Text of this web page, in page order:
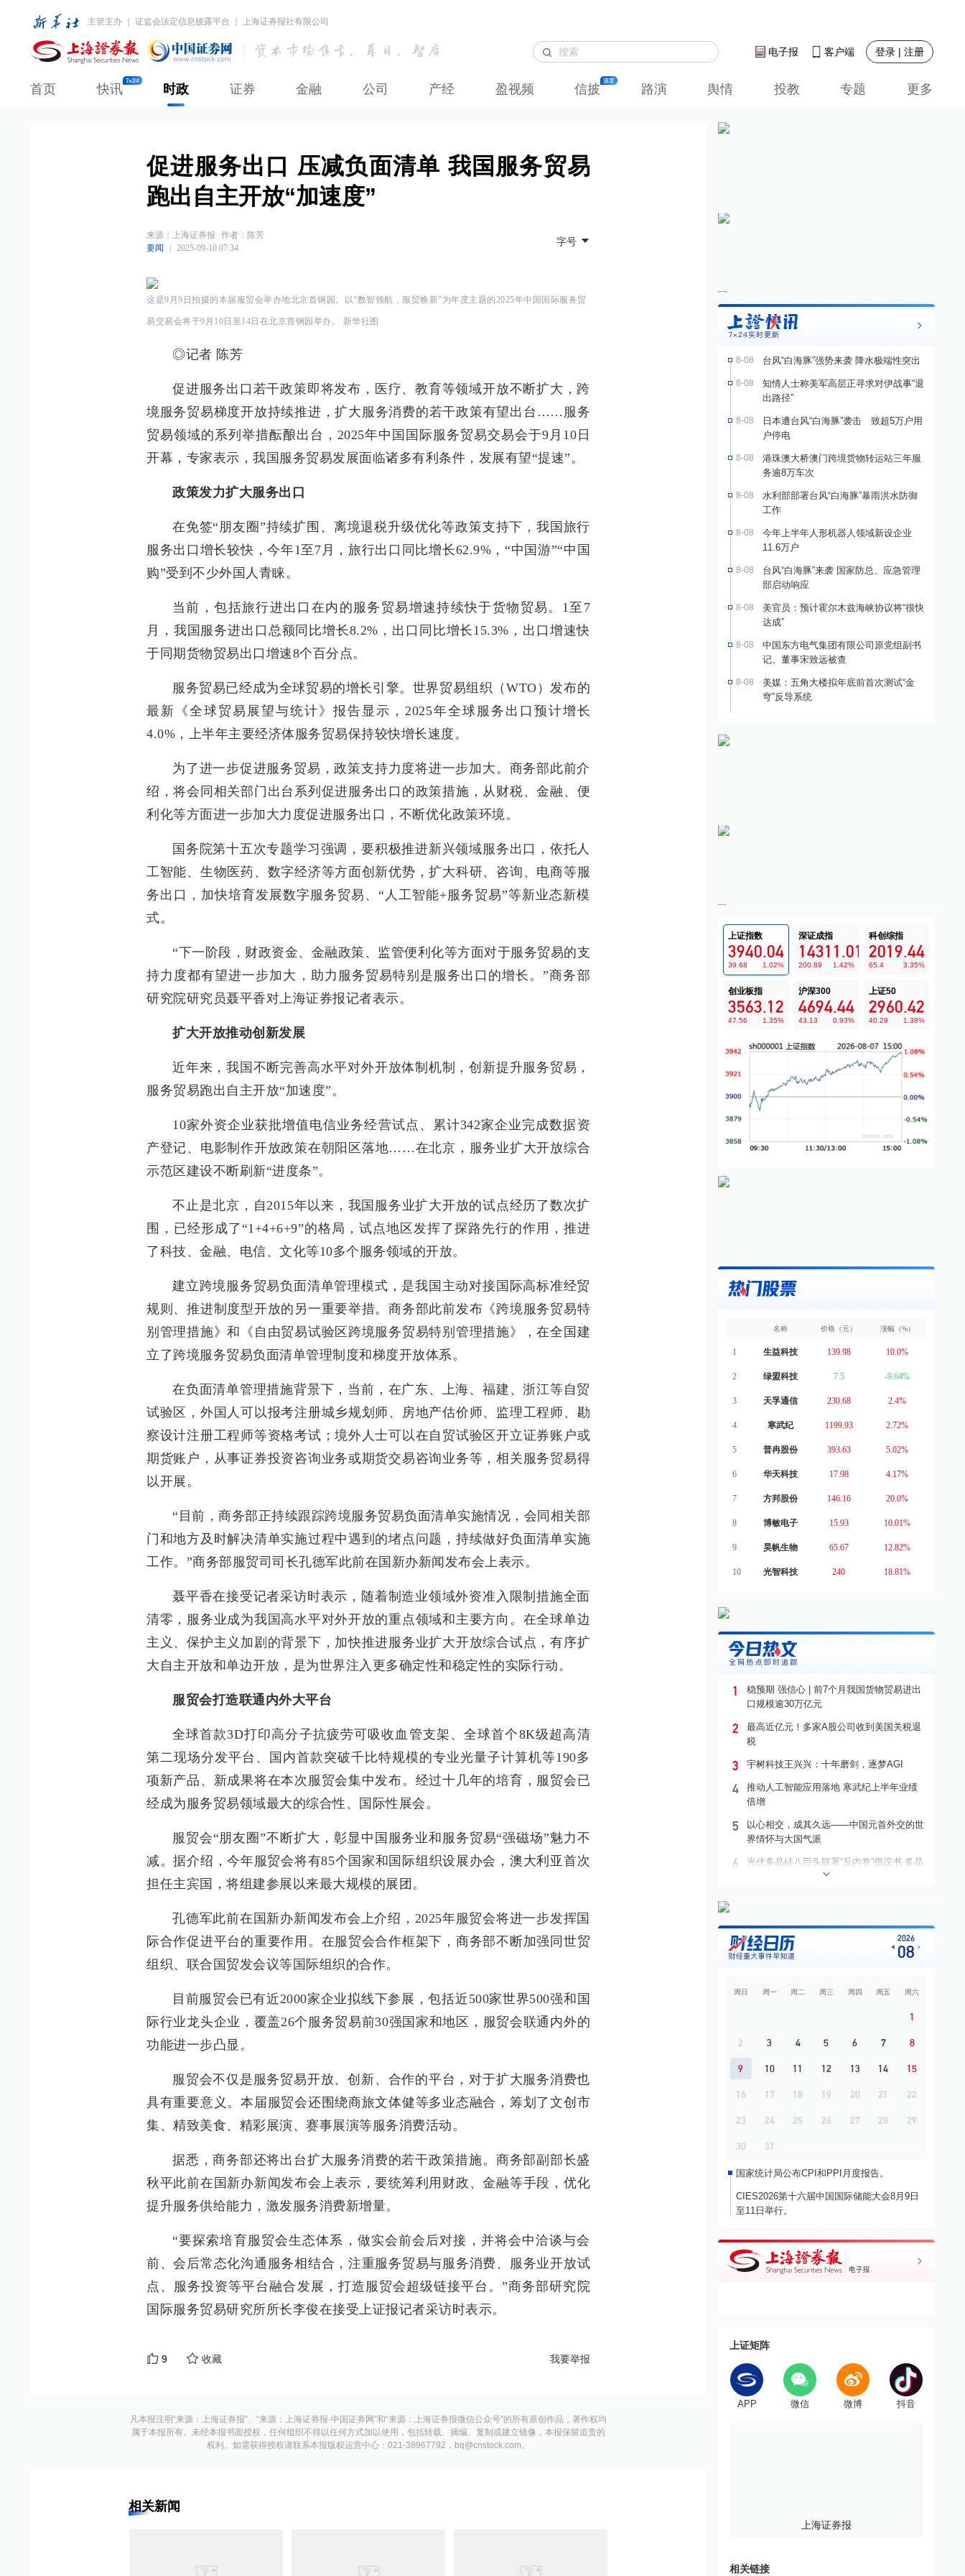
主管主办 ｜ 证监会法定信息披露平台 ｜ 上海证券报社有限公司
电子报 客户端 登录 | 注册
首页 快讯 时政 证券 金融 公司 产经 盈视频 信披 路演 舆情 投教 专题 更多
促进服务出口 压减负面清单 我国服务贸易
跑出自主开放“加速度”
来源： 上海证券报
作者：陈芳
要闻
2025-09-10 07:34
字号
这是9月9日拍摄的本届服贸会举办地北京首钢园。以“数智领航，服贸焕新”为年度主题的2025年中国国际服务贸
易交易会将于9月10日至14日在北京首钢园举办。 新华社图
◎记者 陈芳
促进服务出口若干政策即将发布，医疗、教育等领域开放不断扩大，跨
境服务贸易梯度开放持续推进，扩大服务消费的若干政策有望出台……服务
贸易领域的系列举措酝酿出台，2025年中国国际服务贸易交易会于9月10日
开幕，专家表示，我国服务贸易发展面临诸多有利条件，发展有望“提速”。
政策发力扩大服务出口
在免签“朋友圈”持续扩围、离境退税升级优化等政策支持下，我国旅行
服务出口增长较快，今年1至7月，旅行出口同比增长62.9%，“中国游”“中国
购”受到不少外国人青睐。
当前，包括旅行进出口在内的服务贸易增速持续快于货物贸易。1至7
月，我国服务进出口总额同比增长8.2%，出口同比增长15.3%，出口增速快
于同期货物贸易出口增速8个百分点。
服务贸易已经成为全球贸易的增长引擎。世界贸易组织（WTO）发布的
最新《全球贸易展望与统计》报告显示，2025年全球服务出口预计增长
4.0%，上半年主要经济体服务贸易保持较快增长速度。
为了进一步促进服务贸易，政策支持力度将进一步加大。商务部此前介
绍，将会同相关部门出台系列促进服务出口的政策措施，从财税、金融、便
利化等方面进一步加大力度促进服务出口，不断优化政策环境。
国务院第十五次专题学习强调，要积极推进新兴领域服务出口，依托人
工智能、生物医药、数字经济等方面创新优势，扩大科研、咨询、电商等服
务出口，加快培育发展数字服务贸易、“人工智能+服务贸易”等新业态新模
式。
“下一阶段，财政资金、金融政策、监管便利化等方面对于服务贸易的支
持力度都有望进一步加大，助力服务贸易特别是服务出口的增长。”商务部
研究院研究员聂平香对上海证券报记者表示。
扩大开放推动创新发展
近年来，我国不断完善高水平对外开放体制机制，创新提升服务贸易，
服务贸易跑出自主开放“加速度”。
10家外资企业获批增值电信业务经营试点、累计342家企业完成数据资
产登记、电影制作开放政策在朝阳区落地……在北京，服务业扩大开放综合
示范区建设不断刷新“进度条”。
不止是北京，自2015年以来，我国服务业扩大开放的试点经历了数次扩
围，已经形成了“1+4+6+9”的格局，试点地区发挥了探路先行的作用，推进
了科技、金融、电信、文化等10多个服务领域的开放。
建立跨境服务贸易负面清单管理模式，是我国主动对接国际高标准经贸
规则、推进制度型开放的另一重要举措。商务部此前发布《跨境服务贸易特
别管理措施》和《自由贸易试验区跨境服务贸易特别管理措施》，在全国建
立了跨境服务贸易负面清单管理制度和梯度开放体系。
在负面清单管理措施背景下，当前，在广东、上海、福建、浙江等自贸
试验区，外国人可以报考注册城乡规划师、房地产估价师、监理工程师、勘
察设计注册工程师等资格考试；境外人士可以在自贸试验区开立证券账户或
期货账户，从事证券投资咨询业务或期货交易咨询业务等，相关服务贸易得
以开展。
“目前，商务部正持续跟踪跨境服务贸易负面清单实施情况，会同相关部
门和地方及时解决清单实施过程中遇到的堵点问题，持续做好负面清单实施
工作。”商务部服贸司司长孔德军此前在国新办新闻发布会上表示。
聂平香在接受记者采访时表示，随着制造业领域外资准入限制措施全面
清零，服务业成为我国高水平对外开放的重点领域和主要方向。在全球单边
主义、保护主义加剧的背景下，加快推进服务业扩大开放综合试点，有序扩
大自主开放和单边开放，是为世界注入更多确定性和稳定性的实际行动。
服贸会打造联通内外大平台
全球首款3D打印高分子抗疲劳可吸收血管支架、全球首个8K级超高清
第二现场分发平台、国内首款突破千比特规模的专业光量子计算机等190多
项新产品、新成果将在本次服贸会集中发布。经过十几年的培育，服贸会已
经成为服务贸易领域最大的综合性、国际性展会。
服贸会“朋友圈”不断扩大，彰显中国服务业和服务贸易“强磁场”魅力不
减。据介绍，今年服贸会将有85个国家和国际组织设展办会，澳大利亚首次
担任主宾国，将组建参展以来最大规模的展团。
孔德军此前在国新办新闻发布会上介绍，2025年服贸会将进一步发挥国
际合作促进平台的重要作用。在服贸会合作框架下，商务部不断加强同世贸
组织、联合国贸发会议等国际组织的合作。
目前服贸会已有近2000家企业拟线下参展，包括近500家世界500强和国
际行业龙头企业，覆盖26个服务贸易前30强国家和地区，服贸会联通内外的
功能进一步凸显。
服贸会不仅是服务贸易开放、创新、合作的平台，对于扩大服务消费也
具有重要意义。本届服贸会还围绕商旅文体健等多业态融合，筹划了文创市
集、精致美食、精彩展演、赛事展演等服务消费活动。
据悉，商务部还将出台扩大服务消费的若干政策措施。商务部副部长盛
秋平此前在国新办新闻发布会上表示，要统筹利用财政、金融等手段，优化
提升服务供给能力，激发服务消费新增量。
“要探索培育服贸会生态体系，做实会前会后对接，并将会中洽谈与会
前、会后常态化沟通服务相结合，注重服务贸易与服务消费、服务业开放试
点、服务投资等平台融合发展，打造服贸会超级链接平台。”商务部研究院
国际服务贸易研究所所长李俊在接受上证报记者采访时表示。
9 收藏 我要举报
凡本报注明“来源：上海证券报”、“来源：上海证券报·中国证券网”和“来源：上海证券报微信公众号”的所有原创作品，著作权均
属于本报所有。未经本报书面授权，任何组织不得以任何方式加以使用，包括转载、摘编、复制或建立镜像，本报保留追责的
权利。如需获得授权请联系本报版权运营中心：021-38967792，bq@cnstock.com。
相关新闻
8-08 台风“白海豚”强势来袭 降水极端性突出
8-08
知情人士称美军高层正寻求对伊战事“退
出路径”
8-08
日本遭台风“白海豚”袭击 致超5万户用
户停电
8-08
港珠澳大桥澳门跨境货物转运站三年服
务逾8万车次
8-08
水利部部署台风“白海豚”暴雨洪水防御
工作
8-08
今年上半年人形机器人领域新设企业
11.6万户
8-08
台风“白海豚”来袭 国家防总、应急管理
部启动响应
8-08
美官员：预计霍尔木兹海峡协议将“很快
达成”
8-08
中国东方电气集团有限公司原党组副书
记、董事宋致远被查
8-08
美媒：五角大楼拟年底前首次测试“金
穹”反导系统
上证指数
3940.04
39.68 1.02%
深证成指
14311.01
200.89 1.42%
科创综指
2019.44
65.4 3.35%
创业板指
3563.12
47.56 1.35%
沪深300
4694.44
43.13 0.93%
上证50
2960.42
40.29 1.38%
名称 价格（元） 涨幅（%）
1 生益科技 139.98 10.0%
2 绿盟科技 7.5 -9.64%
3 天孚通信 230.68 2.4%
4 寒武纪 1199.93 2.72%
5 普冉股份 393.63 5.02%
6 华天科技 17.98 4.17%
7 方邦股份 146.16 20.0%
8 博敏电子 15.93 10.01%
9 昊帆生物 65.67 12.82%
10 光智科技 240 18.81%
1
稳预期 强信心 | 前7个月我国货物贸易进出
口规模逾30万亿元
2
最高近亿元！多家A股公司收到美国关税退
税
3 宇树科技王兴兴：十年磨剑，逐梦AGI
4
推动人工智能应用落地 寒武纪上半年业绩
倍增
5
以心相交，成其久远——中国元首外交的世
界情怀与大国气派
6
光伏多晶硅八巨头联署“反内卷”倡议书 多晶
硅价格有望回升至成本线以上
8
从AI硬件到AI应用 私募科技赛道布局发生
结构性变化
利润同比增长46.53%
2026
08
周日 周一 周二 周三 周四 周五 周六
1
2 3 4 5 6 7 8
9 10 11 12 13 14 15
16 17 18 19 20 21 22
23 24 25 26 27 28 29
30 31
国家统计局公布CPI和PPI月度报告。
CIES2026第十六届中国国际储能大会8月9日
至11日举行。
上证矩阵
APP 微信 微博 抖音
上海证券报
相关链接